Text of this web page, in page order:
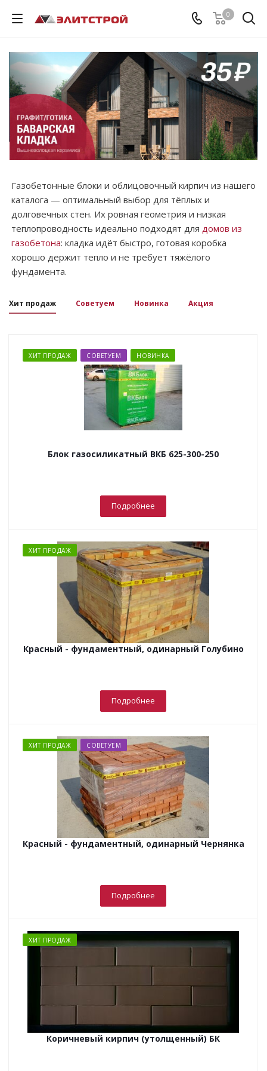
0
Газобетонные блоки и облицовочный кирпич из нашего
каталога — оптимальный выбор для тёплых и
долговечных стен. Их ровная геометрия и низкая
теплопроводность идеально подходят для домов из
газобетона: кладка идёт быстро, готовая коробка
хорошо держит тепло и не требует тяжёлого
фундамента.
Хит продаж Советуем Новинка Акция
ХИТ ПРОДАЖ СОВЕТУЕМ НОВИНКА
Блок газосиликатный ВКБ 625-300-250
Подробнее
ХИТ ПРОДАЖ
Красный - фундаментный, одинарный Голубино
Подробнее
ХИТ ПРОДАЖ СОВЕТУЕМ
Красный - фундаментный, одинарный Чернянка
Подробнее
ХИТ ПРОДАЖ
Коричневый кирпич (утолщенный) БК